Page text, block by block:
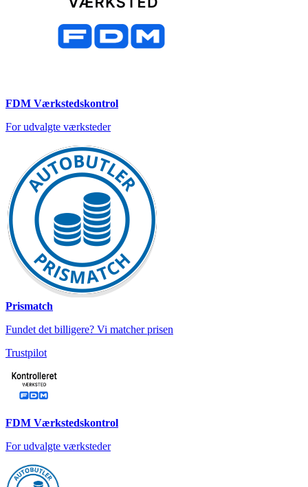
FDM Værkstedskontrol
For udvalgte værksteder
Prismatch
Fundet det billigere? Vi matcher prisen
Trustpilot
FDM Værkstedskontrol
For udvalgte værksteder